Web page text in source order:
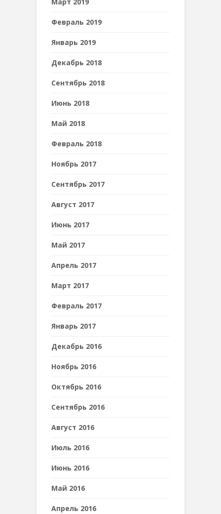
Февраль 2019
Январь 2019
Декабрь 2018
Сентябрь 2018
Июнь 2018
Май 2018
Февраль 2018
Ноябрь 2017
Сентябрь 2017
Август 2017
Июнь 2017
Май 2017
Апрель 2017
Март 2017
Февраль 2017
Январь 2017
Декабрь 2016
Ноябрь 2016
Октябрь 2016
Сентябрь 2016
Август 2016
Июль 2016
Июнь 2016
Май 2016
Апрель 2016